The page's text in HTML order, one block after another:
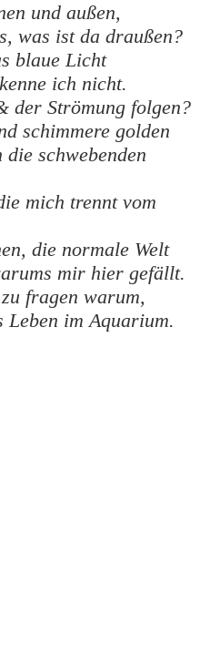
und außen,
was ist da draußen?
blaue Licht
ich nicht.
der Strömung folgen?
schimmere golden
schwebenden
mich trennt vom
die normale Welt
mir hier gefällt.
fragen warum,
im Aquarium.